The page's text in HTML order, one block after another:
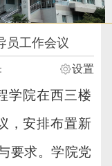
员工作会议
设置
学院在西三楼
，安排布置新
要求。学院党